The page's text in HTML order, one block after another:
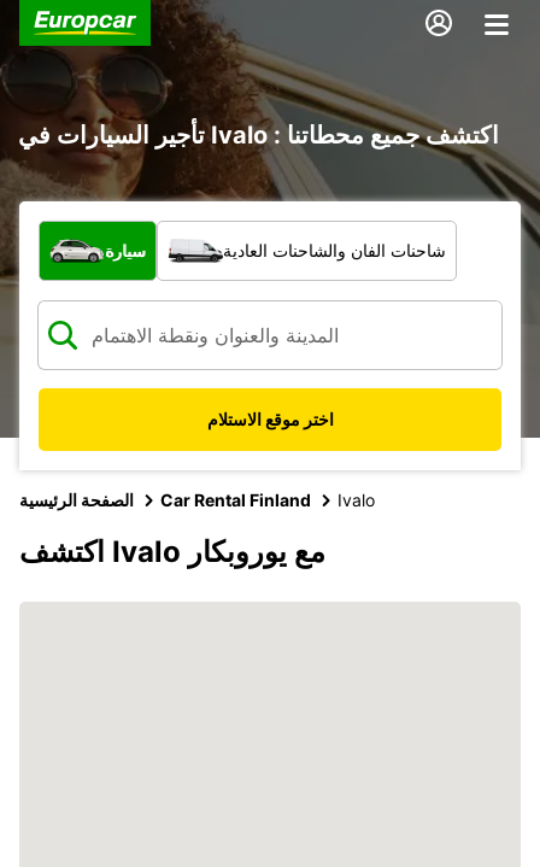
تأجير السيارات في Ivalo : اكتشف جميع محطاتنا
ما نوع المركبة؟
سيارة شاحنات الفان والشاحنات العادية
اختر موقع الاستلام
الصفحة الرئيسية Car Rental Finland Ivalo
اكتشف Ivalo مع يوروبكار